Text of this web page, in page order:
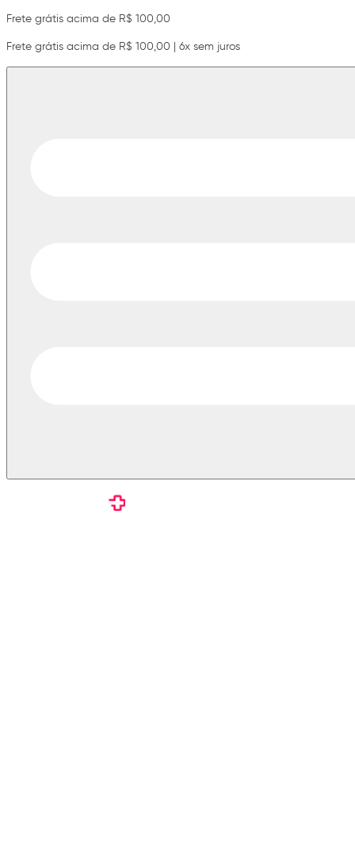
Frete grátis acima de R$ 100,00
Frete grátis acima de R$ 100,00 | 6x sem juros